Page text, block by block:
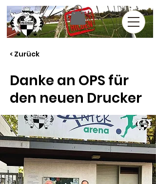
< Zurück
Danke an OPS für
den neuen Drucker